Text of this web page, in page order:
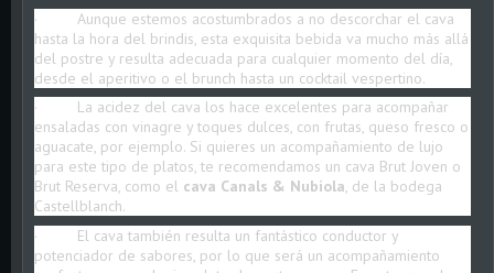
· Aunque estemos acostumbrados a no descorchar el cava
hasta la hora del brindis, esta exquisita bebida va mucho más allá
del postre y resulta adecuada para cualquier momento del día,
desde el aperitivo o el brunch hasta un cocktail vespertino.
· La acidez del cava los hace excelentes para acompañar
ensaladas con vinagre y toques dulces, con frutas, queso fresco o
aguacate, por ejemplo. Si quieres un acompañamiento de lujo
para este tipo de platos, te recomendamos un cava Brut Joven o
Brut Reserva, como el cava Canals & Nubiola, de la bodega
Castellblanch.
· El cava también resulta un fantástico conductor y
potenciador de sabores, por lo que será un acompañamiento